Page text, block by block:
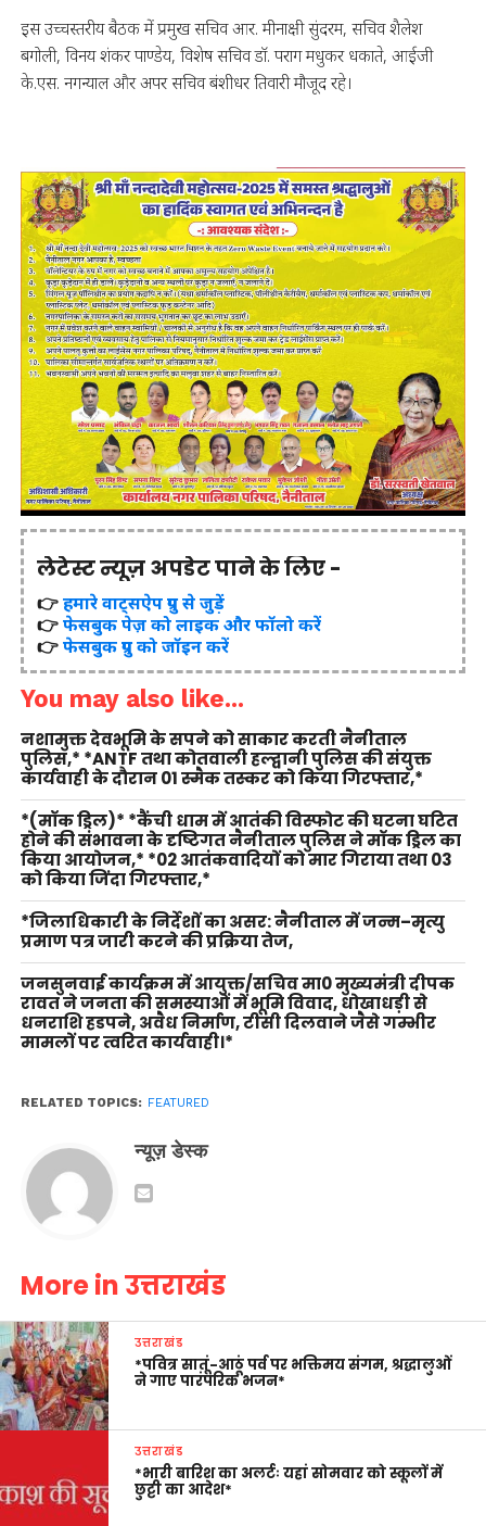
इस उच्चस्तरीय बैठक में प्रमुख सचिव आर. मीनाक्षी सुंदरम, सचिव शैलेश
बगोली, विनय शंकर पाण्डेय, विशेष सचिव डॉ. पराग मधुकर धकाते, आईजी
के.एस. नगन्याल और अपर सचिव बंशीधर तिवारी मौजूद रहे।
लेटेस्ट न्यूज़ अपडेट पाने के लिए -
👉हमारे वाट्सऐप ग्रुप से जुड़ें
👉फेसबुक पेज़ को लाइक और फॉलो करें
👉फेसबुक ग्रुप को जॉइन करें
You may also like...
नशामुक्त देवभूमि के सपने को साकार करती नैनीताल
पुलिस,* *ANTF तथा कोतवाली हल्द्वानी पुलिस की संयुक्त
कार्यवाही के दौरान 01 स्मैक तस्कर को किया गिरफ्तार,*
*(मॉक ड्रिल)* *कैंची धाम में आतंकी विस्फोट की घटना घटित
होने की संभावना के दृष्टिगत नैनीताल पुलिस ने मॉक ड्रिल का
किया आयोजन,* *02 आतंकवादियों को मार गिराया तथा 03
को किया जिंदा गिरफ्तार,*
*जिलाधिकारी के निर्देशों का असर: नैनीताल में जन्म–मृत्यु
प्रमाण पत्र जारी करने की प्रक्रिया तेज,
जनसुनवाई कार्यक्रम में आयुक्त/सचिव मा0 मुख्यमंत्री दीपक
रावत ने जनता की समस्याओं में भूमि विवाद, धोखाधड़ी से
धनराशि हडपने, अवैध निर्माण, टीसी दिलवाने जैसे गम्भीर
मामलों पर त्वरित कार्यवाही।*
RELATED TOPICS: FEATURED
न्यूज़ डेस्क
More in उत्तराखंड
उत्तराखंड
*पवित्र सातूं-आठूं पर्व पर भक्तिमय संगम, श्रद्धालुओं
ने गाए पारंपरिक भजन*
उत्तराखंड
*भारी बारिश का अलर्टः यहां सोमवार को स्कूलों में
छुट्टी का आदेश*